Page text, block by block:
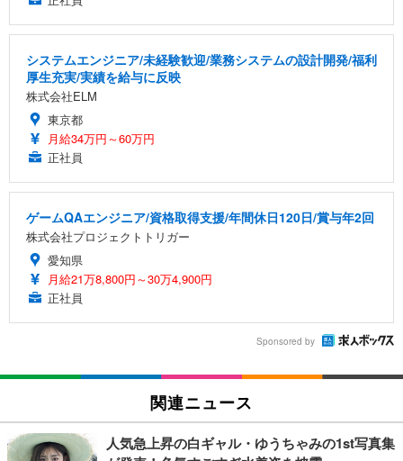
システムエンジニア/未経験歓迎/業務システムの設計開発/福利
厚生充実/実績を給与に反映
株式会社ELM
東京都
月給34万円～60万円
正社員
ゲームQAエンジニア/資格取得支援/年間休日120日/賞与年2回
株式会社プロジェクトトリガー
愛知県
月給21万8,800円～30万4,900円
正社員
Sponsored by
関連ニュース
人気急上昇の白ギャル・ゆうちゃみの1st写真集